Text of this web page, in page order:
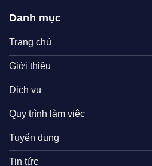
Danh mục
Trang chủ
Giới thiệu
Dịch vụ
Quy trình làm việc
Tuyển dụng
Tin tức